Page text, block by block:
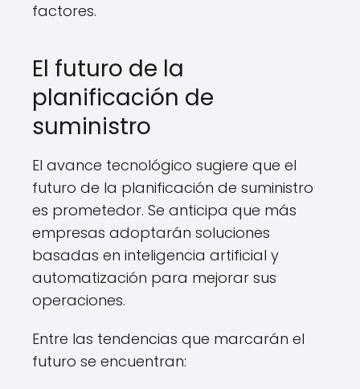
factores.
El futuro de la
planificación de
suministro
El avance tecnológico sugiere que el
futuro de la planificación de suministro
es prometedor. Se anticipa que más
empresas adoptarán soluciones
basadas en inteligencia artificial y
automatización para mejorar sus
operaciones.
Entre las tendencias que marcarán el
futuro se encuentran: